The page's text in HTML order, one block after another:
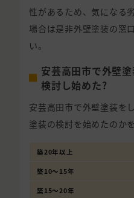
性があるため、気になる
場合は是非外壁塗装の窓
い。
安芸高田市で外壁
検討し始めた?
安芸高田市で外壁塗装を
塗装の検討を始めたのか
築20年以上
築10〜15年
築15〜20年